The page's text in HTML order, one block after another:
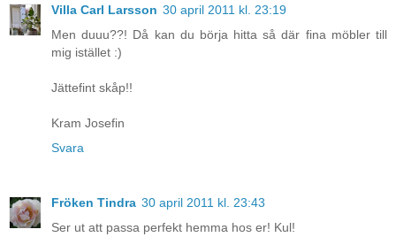
Villa Carl Larsson 30 april 2011 kl. 23:19
Men duuu??! Då kan du börja hitta så där fina möbler till
mig istället :)
Jättefint skåp!!
Kram Josefin
Svara
Fröken Tindra 30 april 2011 kl. 23:43
Ser ut att passa perfekt hemma hos er! Kul!